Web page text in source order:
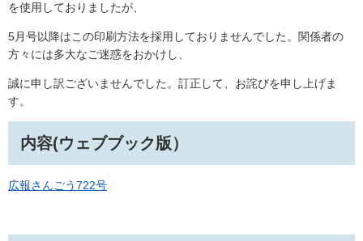
を使用しておりましたが、
5月号以降はこの印刷方法を採用しておりませんでした。関係者の
方々には多大なご迷惑をおかけし、
誠に申し訳ございませんでした。訂正して、お詫びを申し上げま
す。
内容(ウェブブック版）
広報さんごう722号